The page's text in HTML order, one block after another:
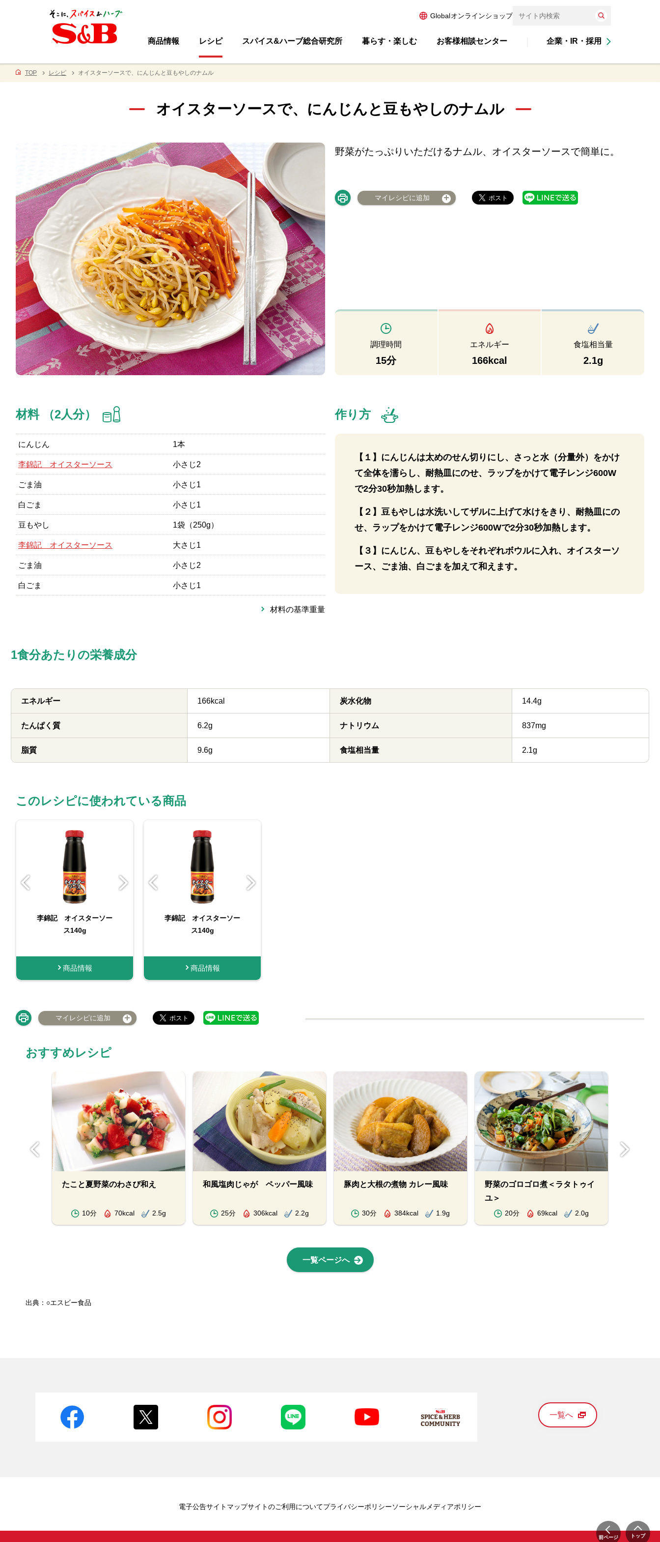
Globalオンラインショップ
商品情報 レシピ スパイス&ハーブ総合研究所 暮らす・楽しむ お客様相談センター 企業・IR・採用
TOP レシピ オイスターソースで、にんじんと豆もやしのナムル
オイスターソースで、にんじんと豆もやしのナムル
野菜がたっぷりいただけるナムル、オイスターソースで簡単に。
マイレシピに追加
調理時間
15分
エネルギー
166kcal
食塩相当量
2.1g
材料 （2人分）
にんじん 1本
李錦記 オイスターソース 小さじ2
ごま油 小さじ1
白ごま 小さじ1
豆もやし 1袋（250g）
李錦記 オイスターソース 大さじ1
ごま油 小さじ2
白ごま 小さじ1
材料の基準重量
作り方
【１】にんじんは太めのせん切りにし、さっと水（分量外）をかけ
て全体を濡らし、耐熱皿にのせ、ラップをかけて電子レンジ600W
で2分30秒加熱します。
【２】豆もやしは水洗いしてザルに上げて水けをきり、耐熱皿にの
せ、ラップをかけて電子レンジ600Wで2分30秒加熱します。
【３】にんじん、豆もやしをそれぞれボウルに入れ、オイスターソ
ース、ごま油、白ごまを加えて和えます。
1食分あたりの栄養成分
エネルギー 166kcal
たんぱく質 6.2g
脂質 9.6g
炭水化物 14.4g
ナトリウム 837mg
食塩相当量 2.1g
このレシピに使われている商品
李錦記 オイスターソー
ス140g
商品情報
李錦記 オイスターソー
ス255g
商品情報
李錦記 オイスターソー
ス減塩（チューブ入り）
購入する
李錦記 オイスターソー
ス140g
商品情報
マイレシピに追加
おすすめレシピ
たこと夏野菜のわさび和え
10分 70kcal 2.5g
和風塩肉じゃが ペッパー風味
25分 306kcal 2.2g
豚肉と大根の煮物 カレー風味
30分 384kcal 1.9g
野菜のゴロゴロ煮＜ラタトゥイ
ユ＞
20分 69kcal 2.0g
一覧ページへ
出典：○エスビー食品
前ページ トップ
一覧へ
電子公告サイトマップサイトのご利用についてプライバシーポリシーソーシャルメディアポリシー